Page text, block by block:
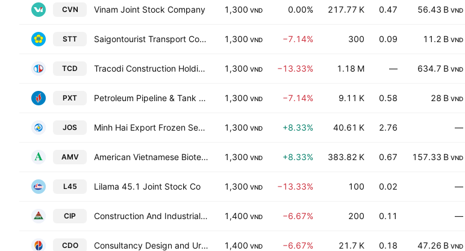
CVN Vinam Joint Stock Company 1,300 VND 0.00% 217.77 K 0.47 56.43 B VND
STT Saigontourist Transport Corporation 1,300 VND −7.14% 300 0.09 11.2 B VND
TCD Tracodi Construction Holdings Joint Stock Company 1,300 VND −13.33% 1.18 M — 634.7 B VND
PXT Petroleum Pipeline & Tank Construction JSC 1,300 VND −7.14% 9.11 K 0.58 28 B VND
JOS Minh Hai Export Frozen Seafood Processing Joint-Stock Co 1,300 VND +8.33% 40.61 K 2.76 —
AMV American Vietnamese Biotech, Inc. 1,300 VND +8.33% 383.82 K 0.67 157.33 B VND
L45 Lilama 45.1 Joint Stock Co 1,300 VND −13.33% 100 0.02 —
CIP Construction And Industrial Production Joint Stock Co 1,400 VND −6.67% 200 0.11 —
CDO Consultancy Design and Urban Development Joint Stock Company 1,400 VND −6.67% 21.7 K 0.18 47.26 B VND